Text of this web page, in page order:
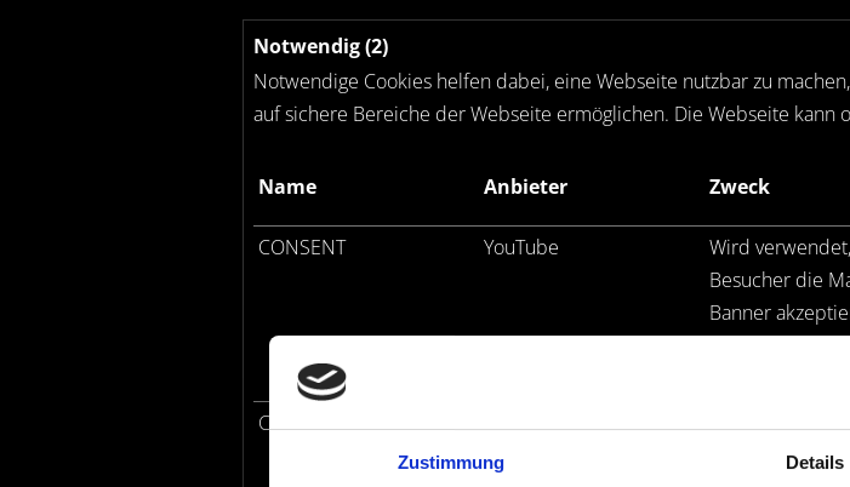
Zustimmung Details
Notwendig (2)
Notwendige Cookies helfen dabei, eine Webseite nutzbar zu
auf sichere Bereiche der Webseite ermöglichen. Die Webseite
Name Anbieter Zweck
CONSENT YouTube
Wird
Besucher die
Banner
CookieConsent Cookiebot
Speichert den
Benutzers für